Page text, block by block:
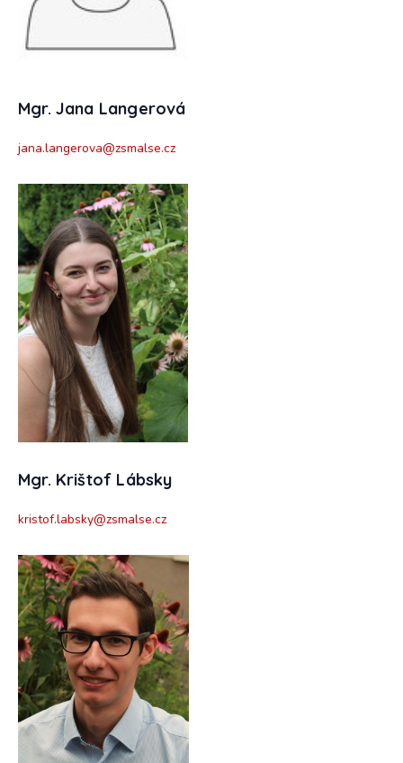
Mgr. Jana Langerová
jana.langerova@zsmalse.cz
Mgr. Krištof Lábsky
kristof.labsky@zsmalse.cz